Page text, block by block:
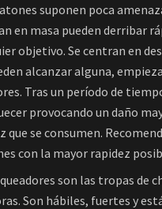
suponen poca
en masa pueden derribar
objetivo. Se centran en
alcanzar alguna,
Tras un período de
provocando un daño
que se consumen.
con la mayor rapidez
son las tropas de
Son hábiles, fuertes y